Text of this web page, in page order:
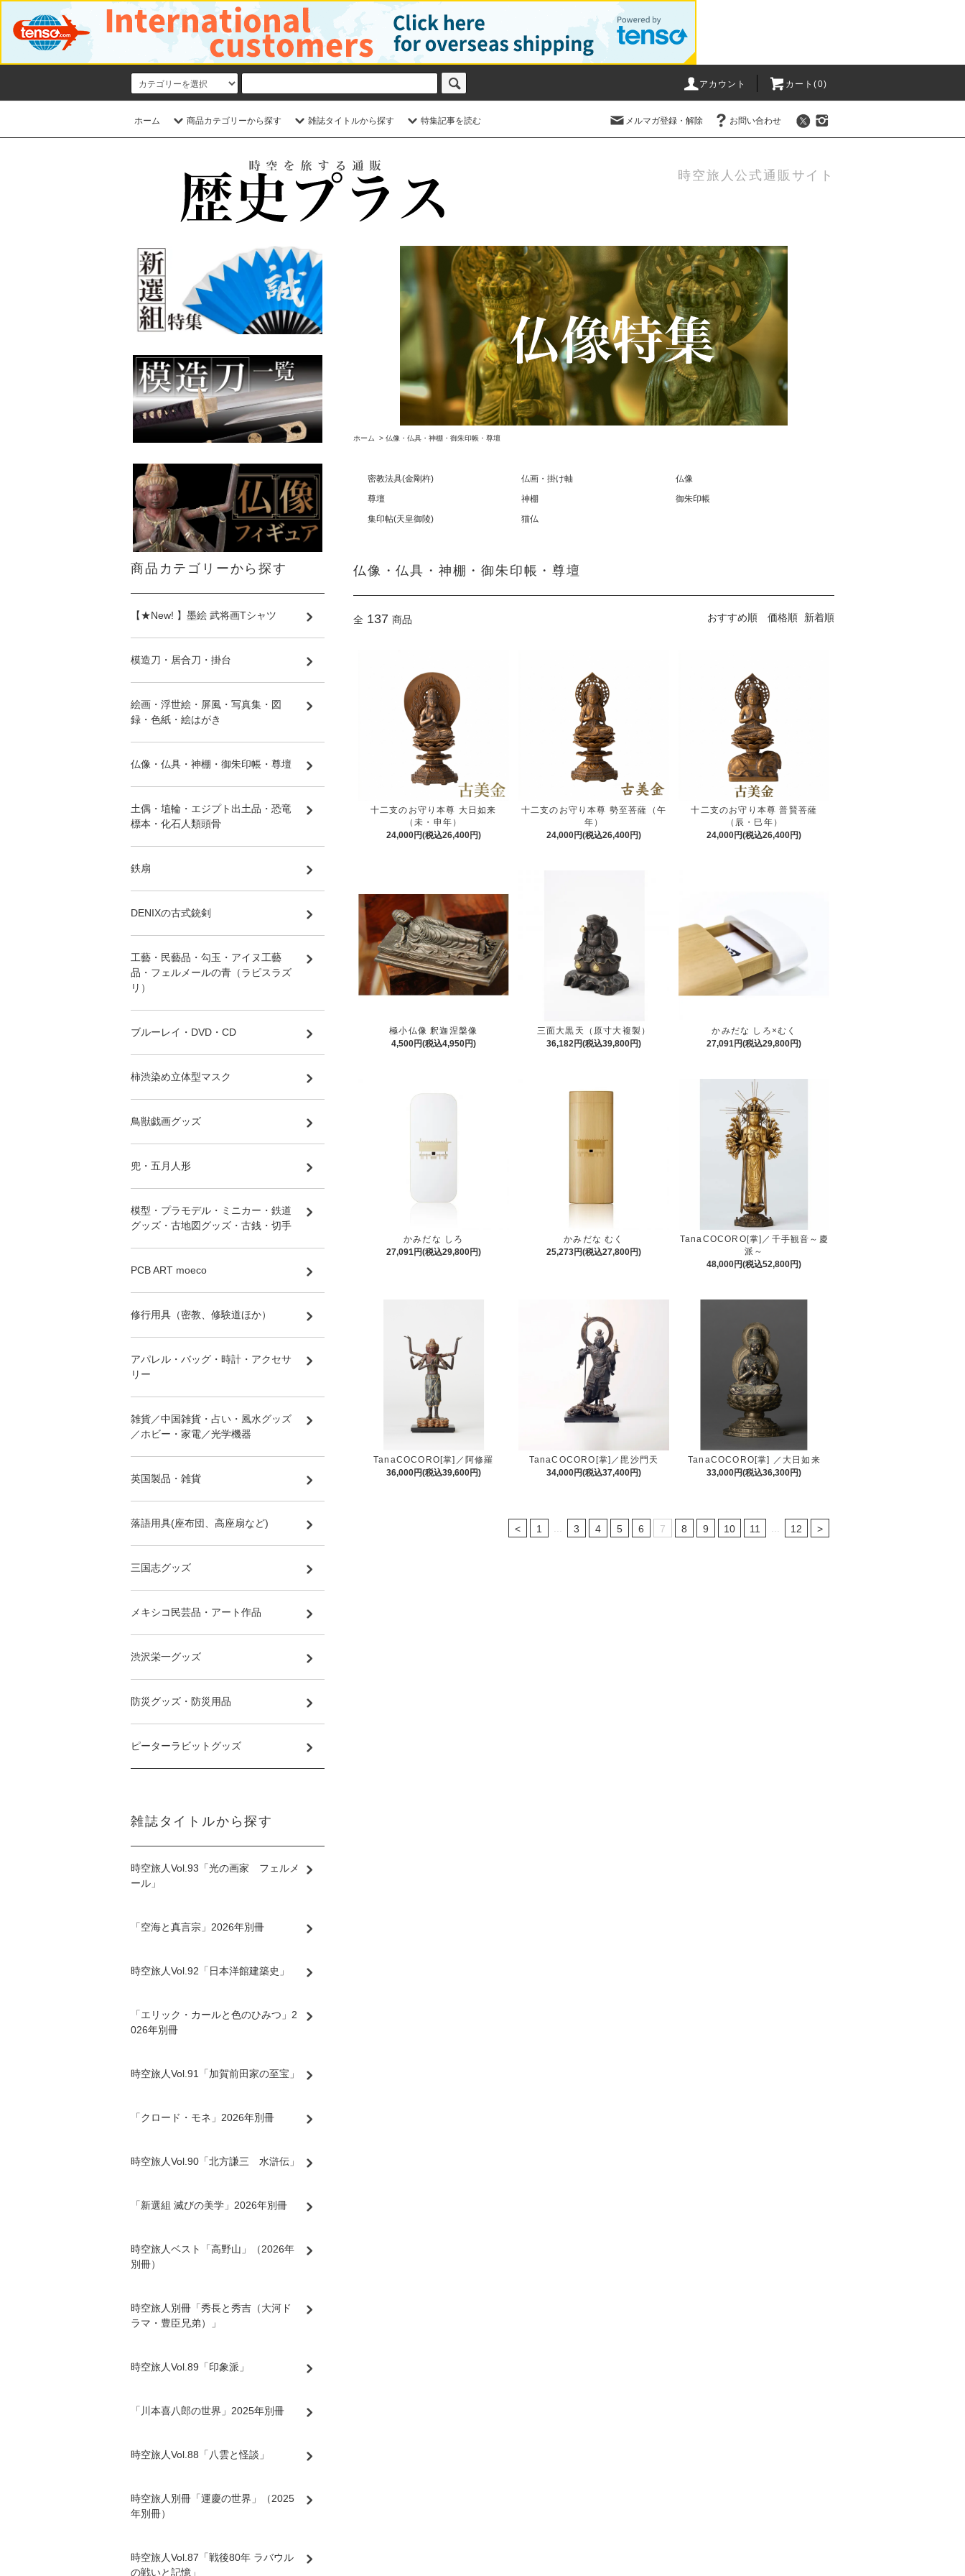
アカウント カート(0)
ホーム 商品カテゴリーから探す 雑誌タイトルから探す 特集記事を読む メルマガ登録・解除 お問い合わせ
時空旅人公式通販サイト
ホーム > 仏像・仏具・神棚・御朱印帳・尊壇
密教法具(金剛杵) 仏画・掛け軸
仏像
尊壇
神棚
御朱印帳
集印帖(天皇御陵)
猫仏
仏像・仏具・神棚・御朱印帳・尊壇
全 137 商品 おすすめ順 価格順 新着順
十二支のお守り本尊 大日如来
（未・申年）
24,000円(税込26,400円)
十二支のお守り本尊 勢至菩薩（午
年）
24,000円(税込26,400円)
十二支のお守り本尊 普賢菩薩
（辰・巳年）
24,000円(税込26,400円)
極小仏像 釈迦涅槃像
4,500円(税込4,950円)
三面大黒天（原寸大複製）
36,182円(税込39,800円)
かみだな しろ×むく
27,091円(税込29,800円)
かみだな しろ
27,091円(税込29,800円)
かみだな むく
25,273円(税込27,800円)
TanaCOCORO[掌]／千手観音～慶
派～
48,000円(税込52,800円)
TanaCOCORO[掌]／阿修羅
36,000円(税込39,600円)
TanaCOCORO[掌]／毘沙門天
34,000円(税込37,400円)
TanaCOCORO[掌] ／大日如来
33,000円(税込36,300円)
< 1 3 4 5 6 7 8 9 10 11 12 >
商品カテゴリーから探す
【★New! 】墨絵 武将画Tシャツ
模造刀・居合刀・掛台
絵画・浮世絵・屏風・写真集・図
録・色紙・絵はがき
仏像・仏具・神棚・御朱印帳・尊壇
土偶・埴輪・エジプト出土品・恐竜
標本・化石人類頭骨
鉄扇
DENIXの古式銃剣
工藝・民藝品・勾玉・アイヌ工藝
品・フェルメールの青（ラピスラズ
リ）
ブルーレイ・DVD・CD
柿渋染め立体型マスク
鳥獣戯画グッズ
兜・五月人形
模型・プラモデル・ミニカー・鉄道
グッズ・古地図グッズ・古銭・切手
PCB ART moeco
修行用具（密教、修験道ほか）
アパレル・バッグ・時計・アクセサ
リー
雑貨／中国雑貨・占い・風水グッズ
／ホビー・家電／光学機器
英国製品・雑貨
落語用具(座布団、高座扇など)
三国志グッズ
メキシコ民芸品・アート作品
渋沢栄一グッズ
防災グッズ・防災用品
ピーターラビットグッズ
雑誌タイトルから探す
時空旅人Vol.93「光の画家 フェルメ
ール」
「空海と真言宗」2026年別冊
時空旅人Vol.92「日本洋館建築史」
「エリック・カールと色のひみつ」2
026年別冊
時空旅人Vol.91「加賀前田家の至宝」
「クロード・モネ」2026年別冊
時空旅人Vol.90「北方謙三 水滸伝」
「新選組 滅びの美学」2026年別冊
時空旅人ベスト「高野山」（2026年
別冊）
時空旅人別冊「秀長と秀吉（大河ド
ラマ・豊臣兄弟）」
時空旅人Vol.89「印象派」
「川本喜八郎の世界」2025年別冊
時空旅人Vol.88「八雲と怪談」
時空旅人別冊「運慶の世界」（2025
年別冊）
時空旅人Vol.87「戦後80年 ラバウル
の戦いと記憶」